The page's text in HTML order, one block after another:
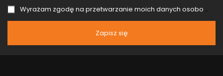
Wyrażam zgodę na przetwarzanie moich danych osobowych (adres e-mail) na potrzeby wysyłki newslettera z informacją handlową (marketing). Więcej w
Zapisz się